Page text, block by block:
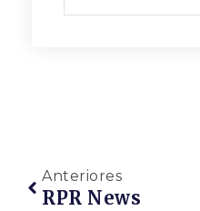
Anteriores
RPR News